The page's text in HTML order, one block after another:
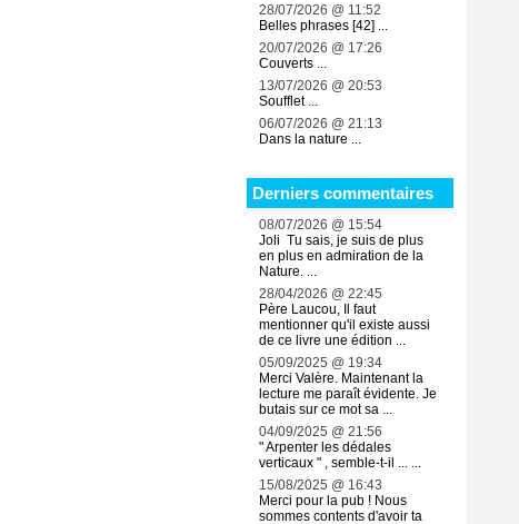
28/07/2026 @ 11:52
Belles phrases [42] ...
20/07/2026 @ 17:26
Couverts ...
13/07/2026 @ 20:53
Soufflet ...
06/07/2026 @ 21:13
Dans la nature ...
Derniers commentaires
08/07/2026 @ 15:54
Joli Tu sais, je suis de plus
en plus en admiration de la
Nature. ...
28/04/2026 @ 22:45
Père Laucou, Il faut
mentionner qu'il existe aussi
de ce livre une édition ...
05/09/2025 @ 19:34
Merci Valère. Maintenant la
lecture me paraît évidente. Je
butais sur ce mot sa ...
04/09/2025 @ 21:56
" Arpenter les dédales
verticaux " , semble-t-il ... ...
15/08/2025 @ 16:43
Merci pour la pub ! Nous
sommes contents d'avoir ta